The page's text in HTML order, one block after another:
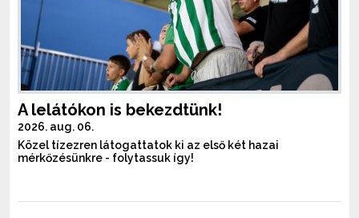
A lelátókon is bekezdtünk!
2026. aug. 06.
Közel tízezren látogattatok ki az első két hazai
mérkőzésünkre - folytassuk így!